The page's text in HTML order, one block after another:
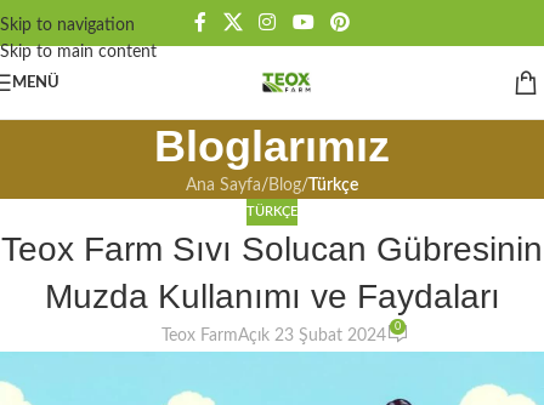
Skip to navigation
Skip to main content
MENÜ
Bloglarımız
Ana Sayfa/ Blog/ Türkçe
TÜRKÇE
Teox Farm Sıvı Solucan Gübresinin
Muzda Kullanımı ve Faydaları
Teox FarmAçık 23 Şubat 2024
0